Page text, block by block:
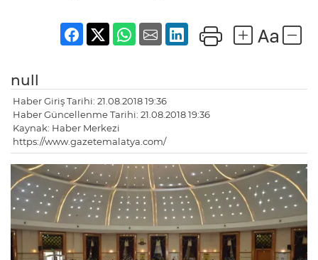
null
Haber Giriş Tarihi: 21.08.2018 19:36
Haber Güncellenme Tarihi: 21.08.2018 19:36
Kaynak: Haber Merkezi
https://www.gazetemalatya.com/